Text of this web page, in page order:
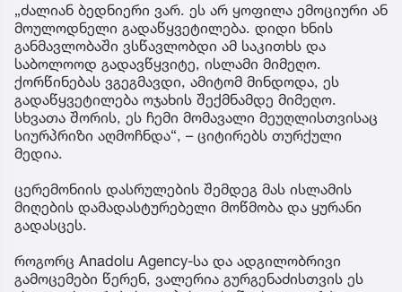
„ძალიან ბედნიერი ვარ. ეს არ ყოფილა ემოციური ან
მოულოდნელი გადაწყვეტილება. დიდი ხნის
განმავლობაში ვსწავლობდი ამ საკითხს და
საბოლოოდ გადავწყვიტე, ისლამი მიმეღო.
ქორწინებას ვგეგმავდი, ამიტომ მინდოდა, ეს
გადაწყვეტილება ოჯახის შექმნამდე მიმეღო.
სხვათა შორის, ეს ჩემი მომავალი მეუღლისთვისაც
სიურპრიზი აღმოჩნდა“, – ციტირებს თურქული
მედია.
ცერემონიის დასრულების შემდეგ მას ისლამის
მიღების დამადასტურებელი მოწმობა და ყურანი
გადასცეს.
როგორც Anadolu Agency-სა და ადგილობრივი
გამოცემები წერენ, ვალერია გურგენაძისთვის ეს